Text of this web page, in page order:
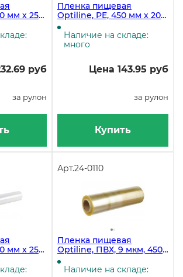
мм х 250
руб
за рулон
Пленка пищевая
Optiline, PE, 450 мм х 200
м, прозрачная, 15
рулонов в коробке
Наличие на складе:
много
Цена 143.95 руб
за рулон
Купить
мм х 250
Арт.24-0110
Пленка пищевая
Optiline, ПВХ, 9 мкм, 450
мм, 900 метров в рулоне
Наличие на складе: